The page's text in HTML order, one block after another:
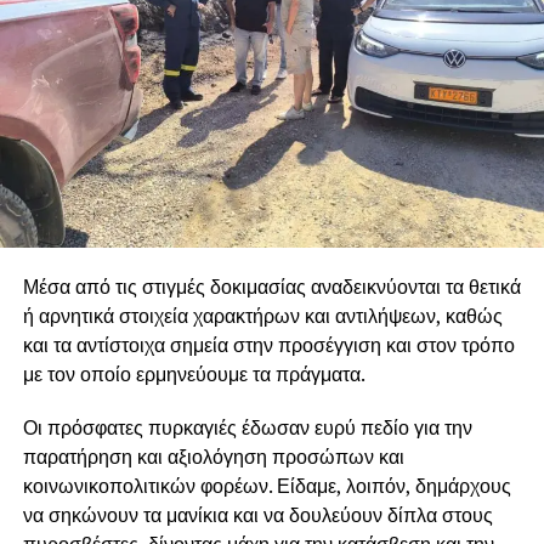
είναι η ασφάλεια των κατοίκων και η προστασία του
πρασίνου.
Η Δημοτική Αρχή θα συνεχίσει με κάθε τρόπο να
αποκαλύπτει στον λαό τις πολιτικές των κυβερνήσεων και
της Ε.Ε, οι οποίες αντί να σχεδιάσουν ολοκληρωμένο
σχέδιο αντιπυρικής προστασίας, αφήνουν χωρίς
προσωπικό, χωρίς μέσα και χωρίς χρηματοδότηση
αντιπυρικής προστασίας, δημιουργώντας άπλετο χώρο
ώστε να κάνουν «πάρτι» εργολάβοι και εταιρείες.
Διεκδικούμε άμεση στελέχωση όλων των Δασαρχείων,
Προστασίας και ολοκληρωμένα έργα πρόληψης, ώστε
να σταματήσουμε να είμαστε κάθε καλοκαίρι αντιμέτωποι
με τους ίδιους κινδύνους και τις καταστροφές.
Μέσα από τις στιγμές δοκιμασίας αναδεικνύονται τα θετικά
ή αρνητικά στοιχεία χαρακτήρων και αντιλήψεων, καθώς
και τα αντίστοιχα σημεία στην προσέγγιση και στον τρόπο
με τον οποίο ερμηνεύουμε τα πράγματα.
Οι πρόσφατες πυρκαγιές έδωσαν ευρύ πεδίο για την
παρατήρηση και αξιολόγηση προσώπων και
κοινωνικοπολιτικών φορέων. Είδαμε, λοιπόν, δημάρχους
να σηκώνουν τα μανίκια και να δουλεύουν δίπλα στους